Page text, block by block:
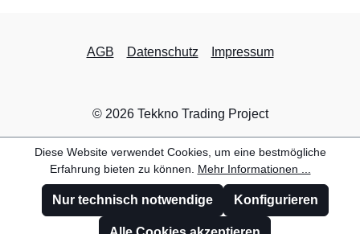
AGB Datenschutz Impressum
© 2026 Tekkno Trading Project
Diese Website verwendet Cookies, um eine bestmögliche
Erfahrung bieten zu können. Mehr Informationen ...
Nur technisch notwendige Konfigurieren